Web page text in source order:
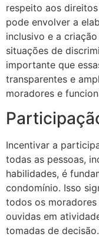
respeito aos
pode envolver a
inclusivo e a
situações de
importante que
transparentes e
moradores e
Incentivar a
todas as pessoas,
habilidades, é
condomínio. Isso
todos os
ouvidas em
tomadas de